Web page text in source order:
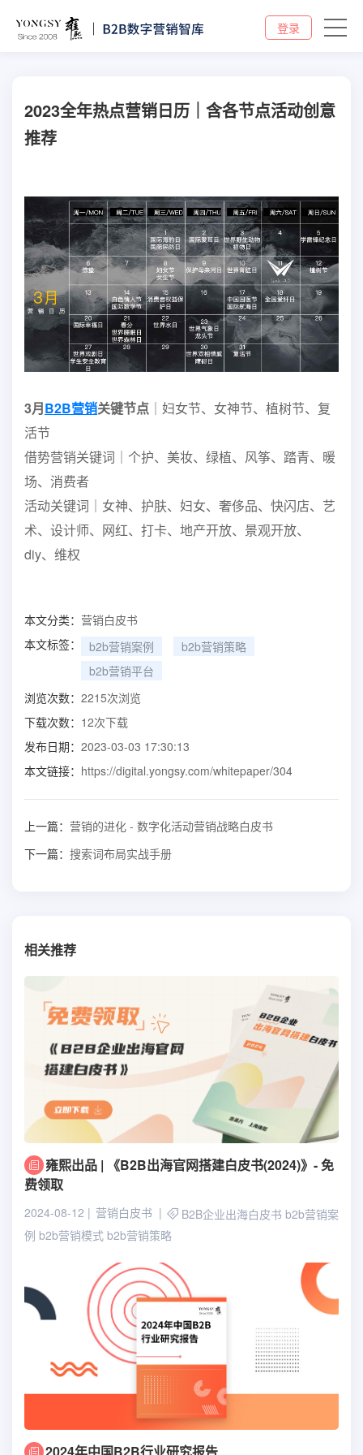
登录
2023全年热点营销日历｜含各节点活动创意
推荐
3⽉B2B营销关键节点 ｜妇女节、女神节、植树节、复
活节
借势营销关键词｜个护、美妆、绿植、⻛筝、踏⻘、暖
场、消费者
活动关键词｜女神、护肤、妇女、奢侈品、快闪店、艺
术、设计师、⽹红、打卡、地产开放、景观开放、
diy、维权
本文分类： 营销白皮书
本文标签：
b2b营销案例
b2b营销策略
b2b营销平台
浏览次数： 2215次浏览
下载次数： 12次下载
发布日期： 2023-03-03 17:30:13
本文链接： https://digital.yongsy.com/whitepaper/304
上一篇： 营销的进化 - 数字化活动营销战略白皮书
下一篇： 搜索词布局实战手册
相关推荐
雍熙出品 | 《B2B出海官网搭建白皮书(2024)》- 免
费领取
2024-08-12 营销白皮书 B2B企业出海白皮书 b2b营销案
例 b2b营销模式 b2b营销策略
2024年中国B2B行业研究报告